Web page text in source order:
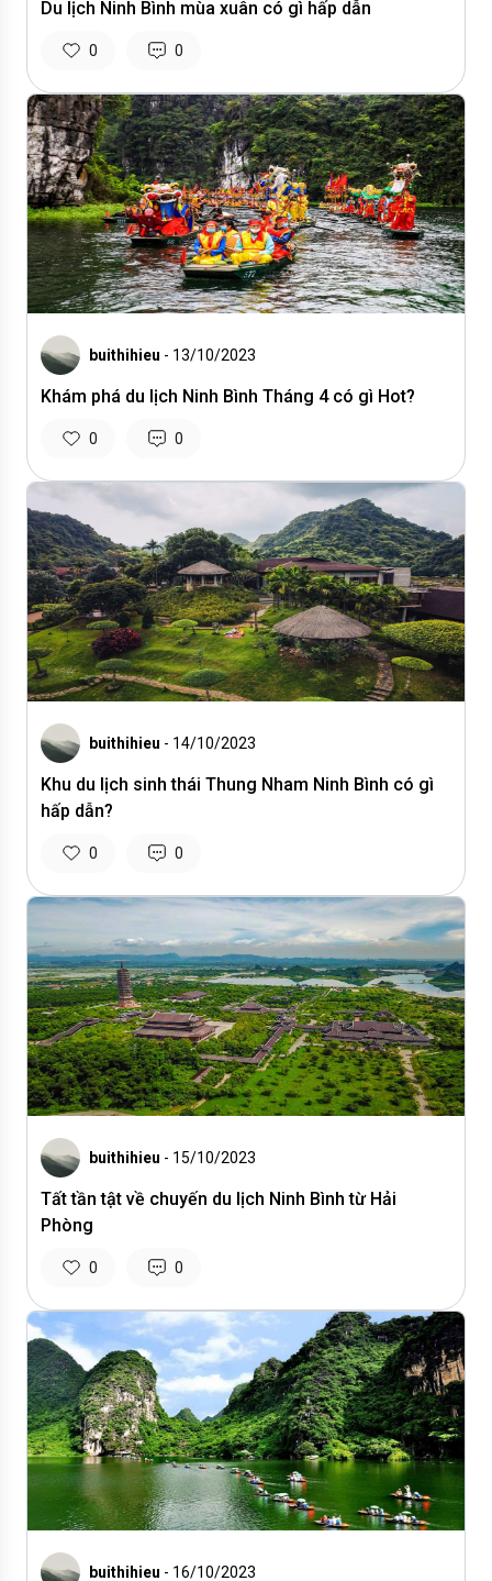
Du lịch Ninh Bình mùa xuân có gì hấp dẫn
0 0
buithihieu - 13/10/2023
Khám phá du lịch Ninh Bình Tháng 4 có gì Hot?
0 0
buithihieu - 14/10/2023
Khu du lịch sinh thái Thung Nham Ninh Bình có gì
hấp dẫn?
0 0
buithihieu - 15/10/2023
Tất tần tật về chuyến du lịch Ninh Bình từ Hải
Phòng
0 0
buithihieu - 16/10/2023